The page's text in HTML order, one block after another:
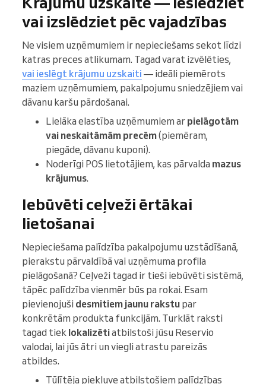
vai izslēdziet pēc vajadzības
Ne visiem uzņēmumiem ir nepieciešams sekot līdzi
katras preces atlikumam. Tagad varat izvēlēties,
vai ieslēgt krājumu uzskaiti — ideāli piemērots
maziem uzņēmumiem, pakalpojumu sniedzējiem vai
dāvanu karšu pārdošanai.
Lielāka elastība uzņēmumiem ar pielāgotām
vai neskaitāmām precēm(piemēram,
piegāde, dāvanu kuponi).
Noderīgi POS lietotājiem, kas pārvalda mazus
krājumus.
Iebūvēti ceļveži ērtākai
lietošanai
Nepieciešama palīdzība pakalpojumu uzstādīšanā,
pierakstu pārvaldībā vai uzņēmuma profila
pielāgošanā? Ceļveži tagad ir tieši iebūvēti sistēmā,
tāpēc palīdzība vienmēr būs pa rokai. Esam
pievienojuši desmitiem jaunu rakstu par
konkrētām produkta funkcijām. Turklāt raksti
tagad tiek lokalizētiatbilstoši jūsu Reservio
valodai, lai jūs ātri un viegli atrastu pareizās
atbildes.
Tūlītēja piekļuve atbilstošiem palīdzības